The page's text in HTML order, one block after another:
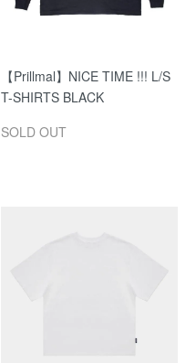
【Prillmal】NICE TIME !!! L/S
T-SHIRTS BLACK
SOLD OUT